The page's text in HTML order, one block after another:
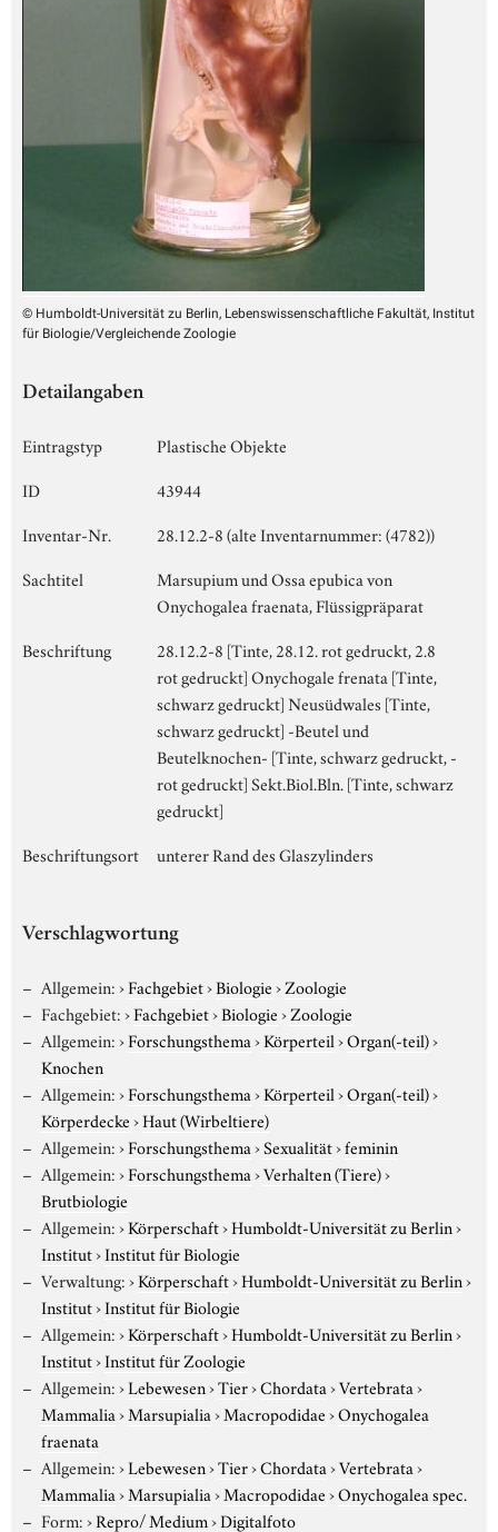
© Humboldt-Universität zu Berlin, Lebenswissenschaftliche Fakultät, Institut
für Biologie/Vergleichende Zoologie
Detailangaben
Eintragstyp
Plastische Objekte
ID
43944
Inventar-Nr.
28.12.2-8 (alte Inventarnummer: (4782))
Sachtitel
Marsupium und Ossa epubica von
Onychogalea fraenata, Flüssigpräparat
Beschriftung
28.12.2-8 [Tinte, 28.12. rot gedruckt, 2.8
rot gedruckt] Onychogale frenata [Tinte,
schwarz gedruckt] Neusüdwales [Tinte,
schwarz gedruckt] -Beutel und
Beutelknochen- [Tinte, schwarz gedruckt, -
rot gedruckt] Sekt.Biol.Bln. [Tinte, schwarz
gedruckt]
Beschriftungsort
unterer Rand des Glaszylinders
Verschlagwortung
Allgemein:›Fachgebiet›Biologie›Zoologie
Fachgebiet:›Fachgebiet›Biologie›Zoologie
Allgemein:›Forschungsthema›Körperteil›Organ(-teil)›
Knochen
Allgemein:›Forschungsthema›Körperteil›Organ(-teil)›
Körperdecke›Haut (Wirbeltiere)
Allgemein:›Forschungsthema›Sexualität›feminin
Allgemein:›Forschungsthema›Verhalten (Tiere)›
Brutbiologie
Allgemein:›Körperschaft›Humboldt-Universität zu Berlin›
Institut›Institut für Biologie
Verwaltung:›Körperschaft›Humboldt-Universität zu Berlin›
Institut›Institut für Biologie
Allgemein:›Körperschaft›Humboldt-Universität zu Berlin›
Institut›Institut für Zoologie
Allgemein:›Lebewesen›Tier›Chordata›Vertebrata›
Mammalia›Marsupialia›Macropodidae›Onychogalea
fraenata
Allgemein:›Lebewesen›Tier›Chordata›Vertebrata›
Mammalia›Marsupialia›Macropodidae›Onychogalea spec.
Form:›Repro/ Medium›Digitalfoto